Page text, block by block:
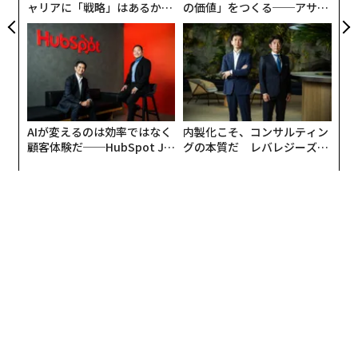
ャリアに「戦略」はあるか。
トップエグゼクティブのキャ
リアに触れる1日│CAREER S
UMMIT 2026
の価値」をつくる──アサイ
ンの長期伴走型支援とは
AIが変えるのは効率ではなく
顧客体験だ──HubSpot Ja
内製化こそ、コンサルティン
グの本質だ レバレジーズが